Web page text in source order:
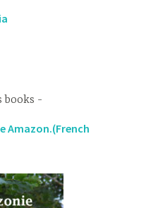
books
Amazon.(French